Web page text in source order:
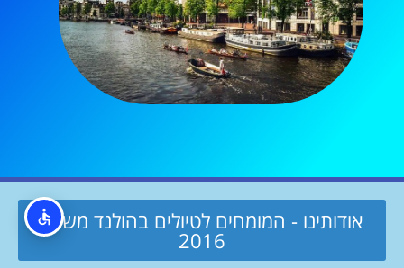
אודותינו - המומחים לטיולים בהולנד משנת
2016